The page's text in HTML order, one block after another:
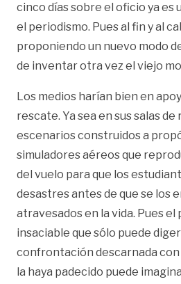
cinco días sobre el oficio ya es
el periodismo. Pues al fin y al
proponiendo un nuevo modo
de inventar otra vez el viejo
Los medios harían bien en
rescate. Ya sea en sus salas
escenarios construidos a
simuladores aéreos que
del vuelo para que los
desastres antes de que se los
atravesados en la vida. Pues
insaciable que sólo puede
confrontación descarnada con
la haya padecido puede